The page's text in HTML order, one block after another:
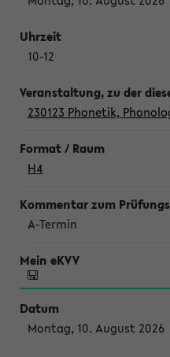
10-12
230123 Phonetik,
H4
A-Termin
Montag, 10. August 2026